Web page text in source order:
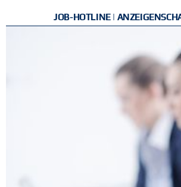
JOB-HOTLINE |